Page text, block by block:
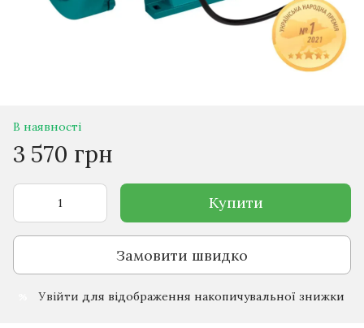
В наявності
3 570 грн
Купити
Замовити швидко
Увійти для відображення накопичувальної знижки